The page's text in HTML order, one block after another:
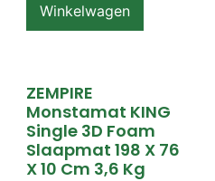
Winkelwagen
ZEMPIRE
Monstamat KING
Single 3D Foam
Slaapmat 198 X 76
X 10 Cm 3,6 Kg